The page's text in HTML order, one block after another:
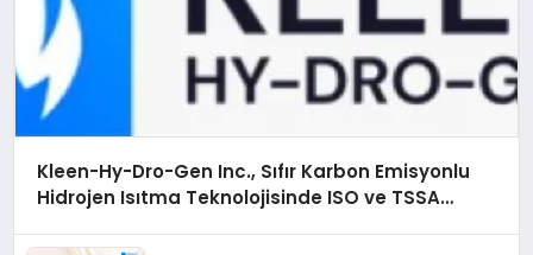
Kleen-Hy-Dro-Gen Inc., Sıfır Karbon Emisyonlu
Hidrojen Isıtma Teknolojisinde ISO ve TSSA